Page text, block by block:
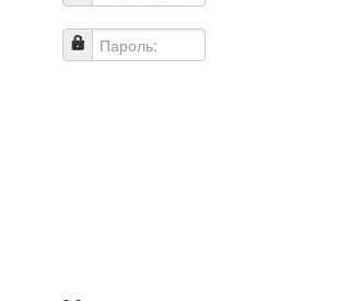
Имя пользователя
Пароль: